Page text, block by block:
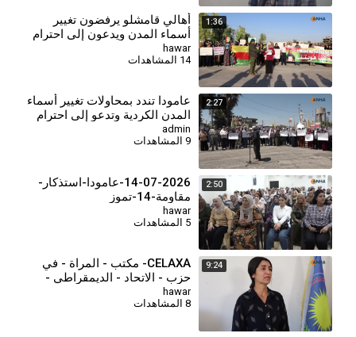
1:36
أهالي قامشلو يرفضون تغيير
أسماء المدن ويدعون إلى احترام
الهوية واللغة الكردية
hawar
14 المشاهدات
2:27
عامودا تندد بمحاولات تغيير أسماء
المدن الكردية وتدعو إلى احترام
الهوية واللغة
admin
9 المشاهدات
2:50
14-07-2026-عامودا-استذكار-
مقاومة-14-تموز
hawar
5 المشاهدات
9:24
CELAXA- مكتب - المراة - في
حزب - الاتحاد - الديمقراطي -
يجتمع - مع - النساء - جل أغا -
لوضعهم - بصور
hawar